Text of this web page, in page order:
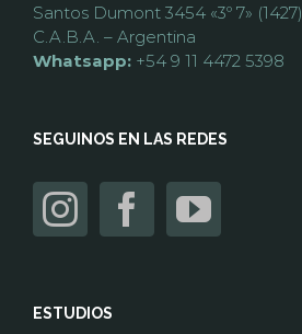
Santos Dumont 3454 «3º 7» (1427)
C.A.B.A. – Argentina
Whatsapp: +54 9 11 4472 5398
SEGUINOS EN LAS REDES
ESTUDIOS